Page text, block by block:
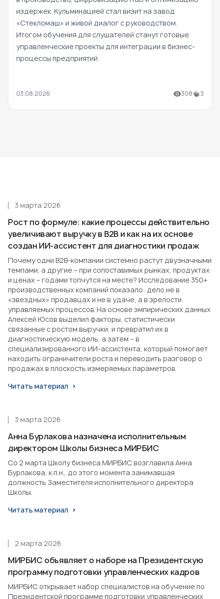
издержек. Кульминацией стал визит на завод
«Стекломаш» и живой диалог с руководством.
Итогом обучения для слушателей станут готовые
управленческие проекты для интеграции в бизнес-
процессы предприятий.
03.08.2026 308 3
Рост по формуле: какие процессы действительно
увеличивают выручку в B2B и как на их основе
создан ИИ-ассистент для диагностики продаж
3 марта 2026
Почему одни B2B-компании системно растут двузначными
темпами, а другие – при сопоставимых рынках, продуктах
и ценах – годами топчутся на месте? Исследование 350+
производственных компаний показало: дело не в
«звездных» продавцах и не в удаче, а в зрелости
управляемых процессов. На основе эмпирических данных
Алексей Юсов выделил факторы, статистически
связанные с ростом выручки, и превратил их в
диагностическую модель, а затем – в
специализированного ИИ-ассистента, который помогает
находить ограничители роста и переводить разговор о
продажах в плоскость измеряемых параметров.
Читать материал
Анна Бурлакова назначена исполнительным
директором Школы бизнеса МИРБИС
3 марта 2026
Со 2 марта Школу бизнеса МИРБИС возглавила Анна
Бурлакова, к.п.н., до этого момента занимавшая
должность Заместителя исполнительного директора
Школы.
Читать материал
МИРБИС объявляет о наборе на Президентскую
программу подготовки управленческих кадров
2 марта 2026
МИРБИС открывает набор специалистов на обучение по
Президентской программе подготовки управленческих